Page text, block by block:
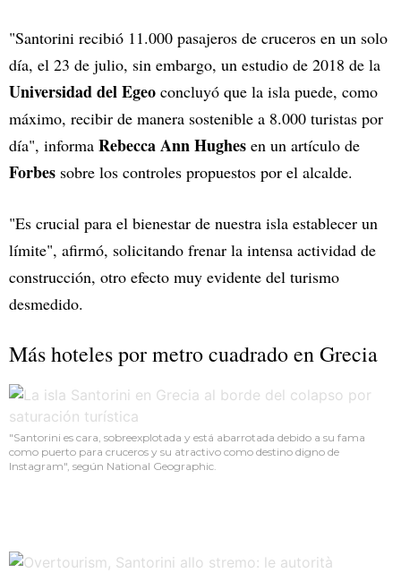
"Santorini recibió 11.000 pasajeros de cruceros en un solo
día, el 23 de julio, sin embargo, un estudio de 2018 de la
Universidad del Egeo concluyó que la isla puede, como
máximo, recibir de manera sostenible a 8.000 turistas por
día", informa Rebecca Ann Hughes en un artículo de
Forbes sobre los controles propuestos por el alcalde.
"Es crucial para el bienestar de nuestra isla establecer un
límite", afirmó, solicitando frenar la intensa actividad de
construcción, otro efecto muy evidente del turismo
desmedido.
Más hoteles por metro cuadrado en Grecia
"Santorini es cara, sobreexplotada y está abarrotada debido a su fama
como puerto para cruceros y su atractivo como destino digno de
Instagram", según National Geographic.